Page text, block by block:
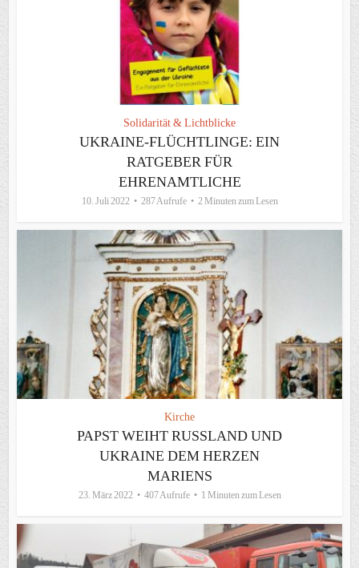
Solidarität & Lichtblicke
UKRAINE-FLÜCHTLINGE: EIN
RATGEBER FÜR
EHRENAMTLICHE
10. Juli 2022 287 Aufrufe 2 Minuten zum Lesen
Kirche
PAPST WEIHT RUSSLAND UND
UKRAINE DEM HERZEN
MARIENS
23. März 2022 407 Aufrufe 1 Minuten zum Lesen